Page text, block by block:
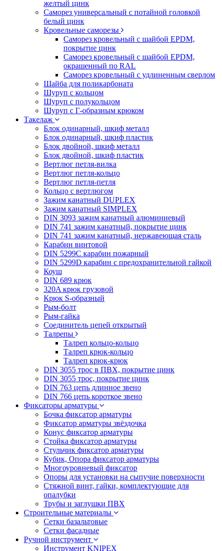
желтый цинк
Саморез универсальный с потайной головкой
белый цинк
Кровельные саморезы
Саморез кровельный с шайбой EPDM,
покрытие цинк
Саморез кровельный с шайбой EPDM,
окрашенный по RAL
Саморез кровельный с удлиненным сверлом
Шайба для поликарбоната
Шуруп с кольцом
Шуруп с полукольцом
Шуруп с Г-образным крюком
Такелаж
Блок одинарный, шкиф металл
Блок одинарный, шкиф пластик
Блок двойной, шкиф металл
Блок двойной, шкиф пластик
Вертлюг петля-вилка
Вертлюг петля-кольцо
Вертлюг петля-петля
Кольцо с вертлюгом
Зажим канатный DUPLEX
Зажим канатный SIMPLEX
DIN 3093 зажим канатный алюминиевый
DIN 741 зажим канатный, покрытие цинк
DIN 741 зажим канатный, нержавеющая сталь
Карабин винтовой
DIN 5299C карабин пожарный
DIN 5299D карабин с предохранительной гайкой
Коуш
DIN 689 крюк
320A крюк грузовой
Крюк S-образный
Рым-болт
Рым-гайка
Соединитель цепей открытый
Талрепы
Талреп кольцо-кольцо
Талреп крюк-кольцо
Талреп крюк-крюк
DIN 3055 трос в ПВХ, покрытие цинк
DIN 3055 трос, покрытие цинк
DIN 763 цепь длинное звено
DIN 766 цепь короткое звено
Фиксаторы арматуры
Бочка фиксатор арматуры
Фиксатор арматуры звёздочка
Конус фиксатор арматуры
Стойка фиксатор арматуры
Стульчик фиксатор арматуры
Кубик, Опора фиксатор арматуры
Многоуровневый фиксатор
Опоры для установки на сыпучие поверхности
Стяжной винт, гайки, комплектующие для
опалубки
Трубы и заглушки ПВХ
Строительные материалы
Сетки базальтовые
Сетки фасадные
Ручной инструмент
Инструмент KNIPEX